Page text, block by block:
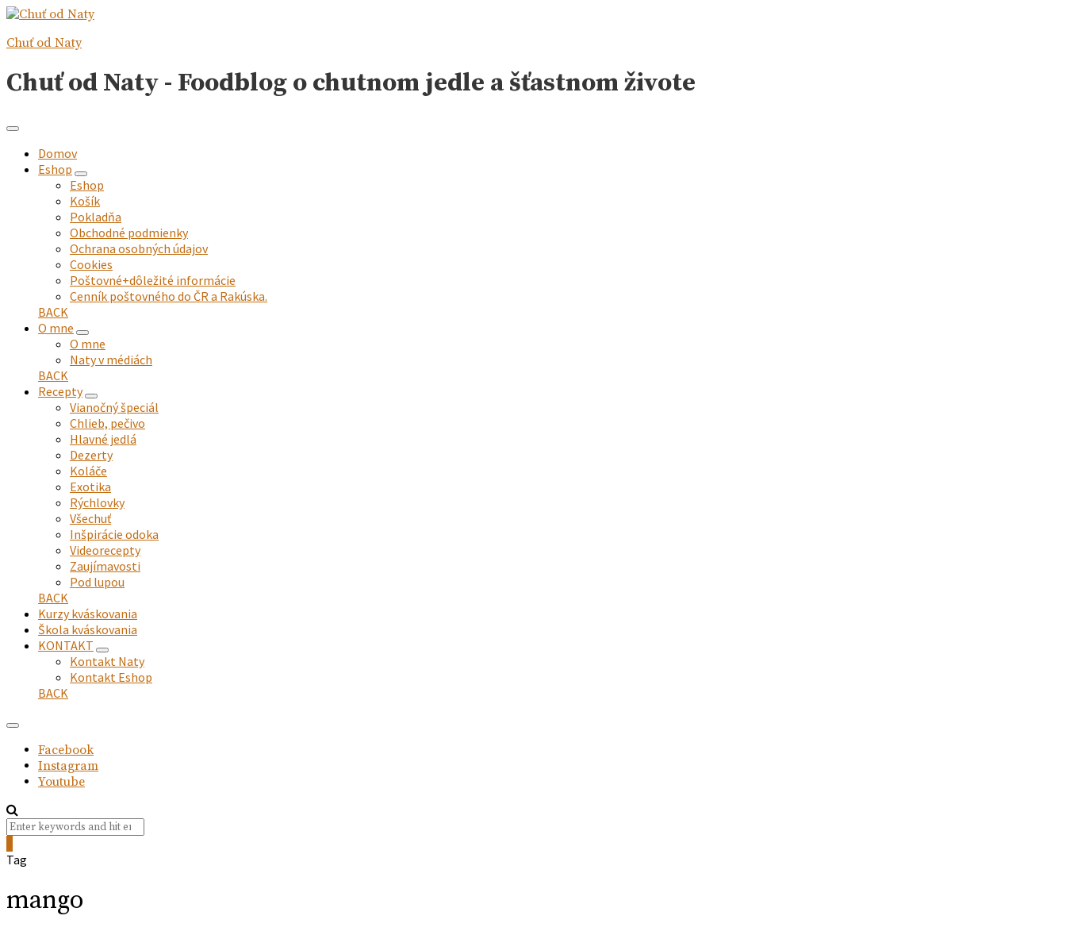
Chuť od Naty
Chuť od Naty - Foodblog o chutnom jedle a šťastnom živote
Domov
Eshop
expand
child
menu
Eshop
Košík
Pokladňa
Obchodné podmienky
Ochrana osobných údajov
Cookies
Poštovné+dôležité informácie
Cenník poštovného do ČR a Rakúska.
BACK
O mne
expand
child
menu
O mne
Naty v médiách
BACK
Recepty
expand
child
menu
Vianočný špeciál
Chlieb, pečivo
Hlavné jedlá
Dezerty
Koláče
Exotika
Rýchlovky
Všechuť
Inšpirácie odoka
Videorecepty
Zaujímavosti
Pod lupou
BACK
Kurzy kváskovania
Škola kváskovania
KONTAKT
expand
child
menu
Kontakt Naty
Kontakt Eshop
BACK
Facebook
Instagram
Youtube
Search
for:
Tag
mango